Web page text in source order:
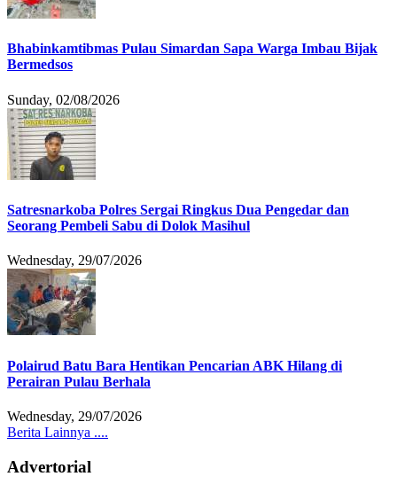
Bhabinkamtibmas Pulau Simardan Sapa Warga Imbau Bijak
Bermedsos
Sunday, 02/08/2026
Satresnarkoba Polres Sergai Ringkus Dua Pengedar dan
Seorang Pembeli Sabu di Dolok Masihul
Wednesday, 29/07/2026
Polairud Batu Bara Hentikan Pencarian ABK Hilang di
Perairan Pulau Berhala
Wednesday, 29/07/2026
Berita Lainnya ....
Advertorial